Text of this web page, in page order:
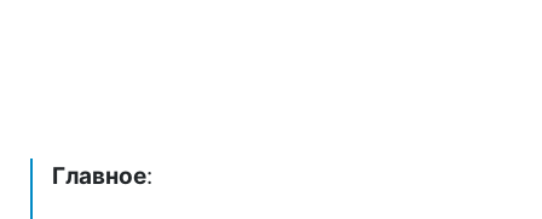
Главное: